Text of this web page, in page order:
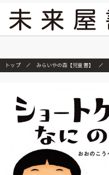
トップ みらいやの森【児童書】